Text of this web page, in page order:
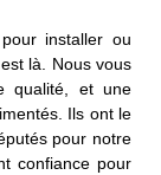
installer ou
là. Nous vous
qualité, et une
Ils ont le
pour notre
confiance pour